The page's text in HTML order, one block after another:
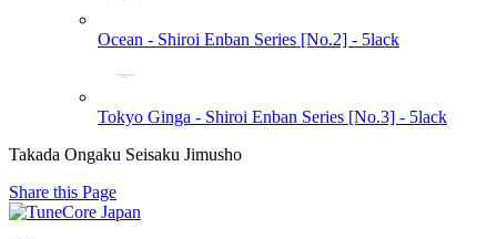
Ocean - Shiroi Enban Series [No.2] - 5lack
Tokyo Ginga - Shiroi Enban Series [No.3] - 5lack
Takada Ongaku Seisaku Jimusho
Share this Page